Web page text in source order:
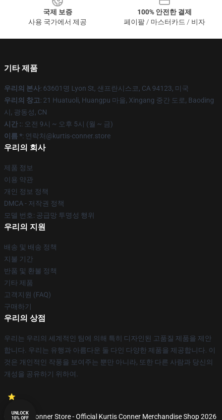
국제 보증
사용 국가에서 제공
100% 안전한 결제
페이팔 / 마스터카드 / 비자
기타 제품
우리의 본사: 63601명 Lyon St, 샌프란시스코, CA 94123, 미국
우리의 창고: 21 Huatuoli, Huangpu 마을, Xingang 중간 도로, Baoding
시, 광동성, CN
시간 :: 오전 9시 ~ 오후 5시 (월 ~ 금)
이름 *: 연락처@kurtis-conner.store
우리의 회사
제품 정보
이용 약관
개인 정보 정책
DMCA - 저작권 정책
모델 번호: 공급망 투명성 행위
우리의 지원
배송 및 배송 정책
지불 기간
반품 및 환불 정책
기타 제품
고객지원 (FAQ)
구매하기
우리의 상점
우리는 우리의 세계적인 팀에 의해 특히 디자인된 고품질 제품을 제안
합니다. 우리는 유행과 아름다운 둘 다인 다양한 제품을 제공합니다. 이
것은 개인적인 작풍을 보여주는 뿐만 아니라, 또한 다른 사람과 당신의
개성을 공유하기 위하여.
© Kurtis Conner Store - Official Kurtis Conner Merchandise Shop 2026
UNLOCK
10% OFF